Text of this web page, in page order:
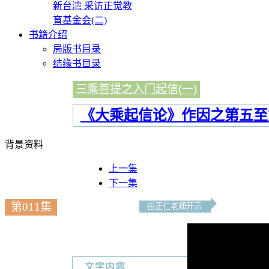
新台湾 采访正觉教
育基金会(二)
书籍介绍
局版书目录
结缘书目录
三乘菩提之入门起信(一)
《大乘起信论》作因之第五
背景资料
上一集
下一集
第011集 由正仁老师开示
文字内容